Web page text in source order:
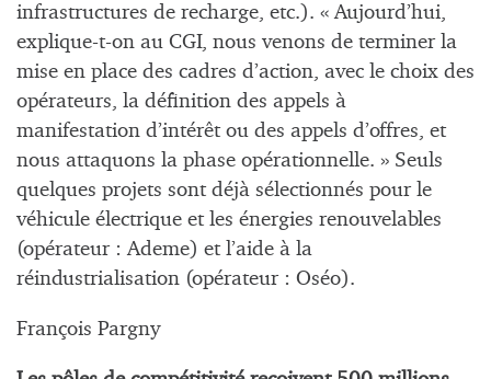
infrastructures de recharge, etc.). « Aujourd’hui,
explique-t-on au CGI, nous venons de terminer la
mise en place des cadres d’action, avec le choix des
opérateurs, la définition des appels à
manifestation d’intérêt ou des appels d’offres, et
nous attaquons la phase opérationnelle. » Seuls
quelques projets sont déjà sélectionnés pour le
véhicule électrique et les énergies renouvelables
(opérateur : Ademe) et l’aide à la
réindustrialisation (opérateur : Oséo).
François Pargny